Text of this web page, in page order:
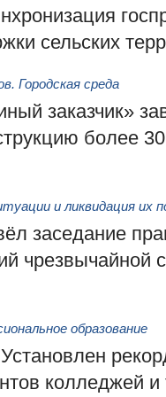
сельских
Городская среда
заказчик»
более
и ликвидация их
заседание
чрезвычайной
образование
колледжей и